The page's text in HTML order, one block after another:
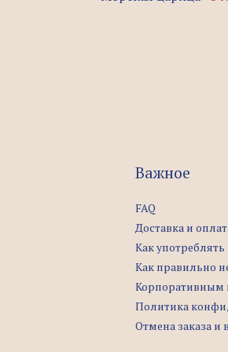
Важное
FAQ
Доставка и
Как
Как правильно
Корпоративным
Политика
Отмена заказа и